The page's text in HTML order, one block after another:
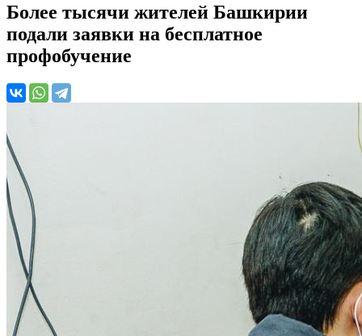
Более тысячи жителей Башкирии
подали заявки на бесплатное
профобучение